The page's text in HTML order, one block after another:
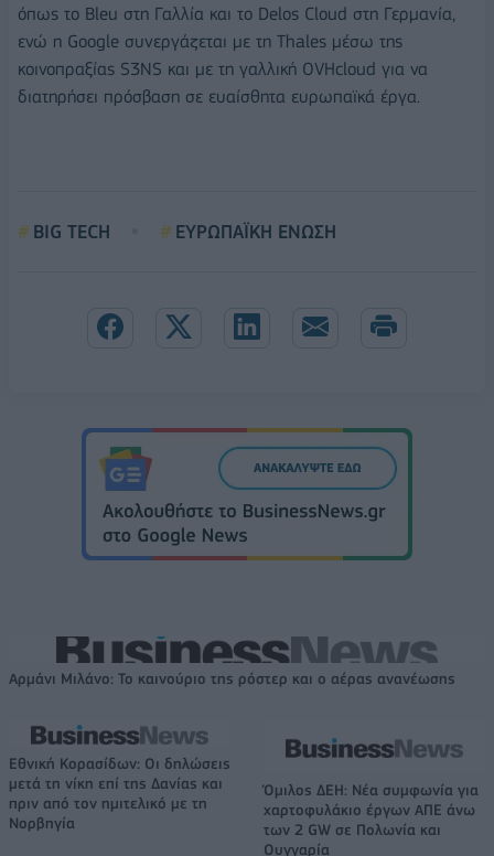
όπως το Bleu στη Γαλλία και το Delos Cloud στη Γερμανία,
ενώ η Google συνεργάζεται με τη Thales μέσω της
κοινοπραξίας S3NS και με τη γαλλική OVHcloud για να
διατηρήσει πρόσβαση σε ευαίσθητα ευρωπαϊκά έργα.
BIG TECH ΕΥΡΩΠΑΪΚΗ ΕΝΩΣΗ
Αρμάνι Μιλάνο: Το καινούριο της ρόστερ και ο αέρας ανανέωσης
Εθνική Κορασίδων: Οι δηλώσεις
μετά τη νίκη επί της Δανίας και
πριν από τον ημιτελικό με τη
Νορβηγία
Όμιλος ΔΕΗ: Νέα συμφωνία για
χαρτοφυλάκιο έργων ΑΠΕ άνω
των 2 GW σε Πολωνία και
Ουγγαρία